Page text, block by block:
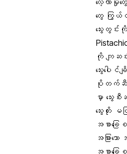
တွေ ကြွယ်
သွေးတွင်
ကို ကျဆ
သွေးပေါင်
ပိုတက်ဆီ
မှာ သွေးစီ
သွေးတိုး
အစာခြ
အခြား
အစာခြ